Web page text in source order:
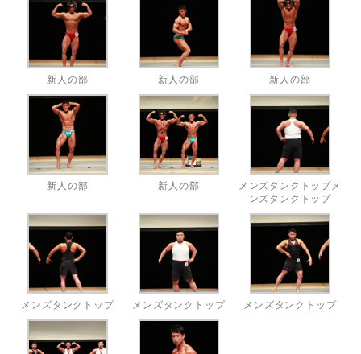
新人の部 新人の部 新人の部
新人の部 新人の部
メンズタンクトップメ
ンズタンクトップ
メンズタンクトップ メンズタンクトップ メンズタンクトップ